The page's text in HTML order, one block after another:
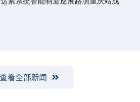
查看全部新闻